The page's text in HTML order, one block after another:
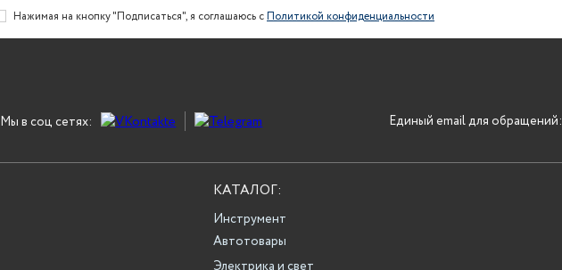
Нажимая на кнопку "Подписаться", я соглашаюсь сПолитикой конфиденциальности
Мы в соц сетях: Единый email для обращений:
КАТАЛОГ:
Инструмент
Автотовары
Электрика и свет